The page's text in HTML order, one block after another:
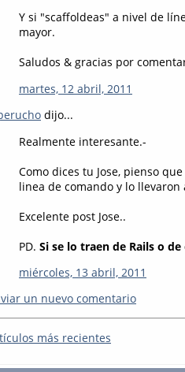
Y si "scaffoldeas" a nivel de
mayor.
Saludos & gracias por
martes, 12 abril, 2011
dijo...
Realmente interesante.-
Como dices tu Jose, pienso
linea de comando y lo
Excelente post Jose..
PD. Si se lo traen de Rails o
miércoles, 13 abril, 2011
un nuevo comentario
más recientes